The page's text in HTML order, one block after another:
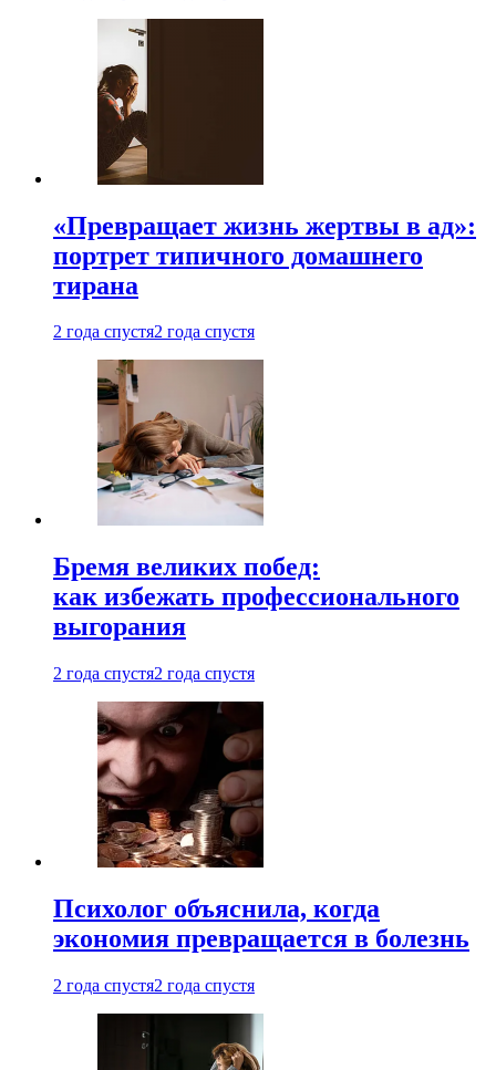
«Превращает жизнь жертвы в ад»:
портрет типичного домашнего
тирана
2 года спустя2 года спустя
Бремя великих побед:
как избежать профессионального
выгорания
2 года спустя2 года спустя
Психолог объяснила, когда
экономия превращается в болезнь
2 года спустя2 года спустя